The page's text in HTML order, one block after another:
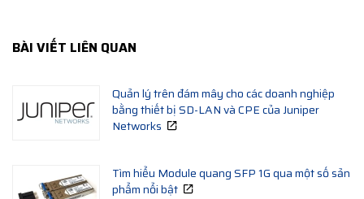
BÀI VIẾT LIÊN QUAN
Quản lý trên đám mây cho các doanh nghiệp
bằng thiết bị SD-LAN và CPE của Juniper
Networks
Tìm hiểu Module quang SFP 1G qua một số sản
phẩm nổi bật